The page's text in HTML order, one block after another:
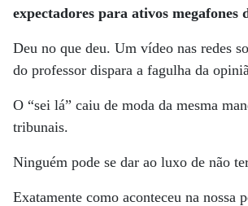
expectadores para ativos megafones
Deu no que deu. Um vídeo nas redes
do professor dispara a fagulha da
O “sei lá” caiu de moda da mesma
tribunais.
Ninguém pode se dar ao luxo de não
Exatamente como aconteceu na nossa